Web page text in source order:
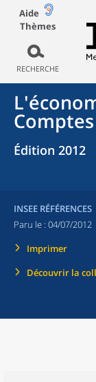
Aide
Thèmes
RECHERCHE
Édition 2012
INSEE RÉFÉRENCES
Paru le : 04/07/2012
Imprimer
Découvrir la